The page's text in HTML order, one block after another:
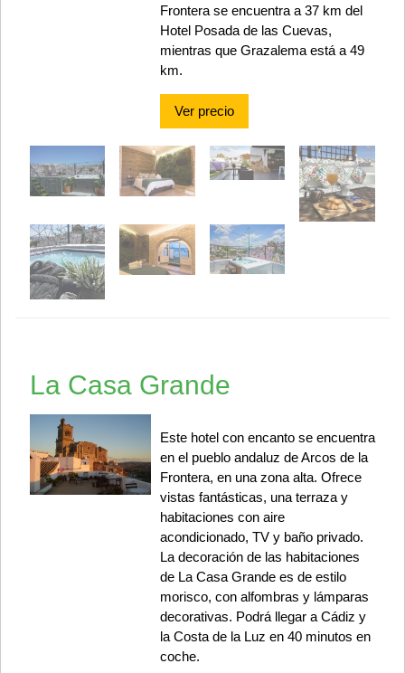
Frontera se encuentra a 37 km del
Hotel Posada de las Cuevas,
mientras que Grazalema está a 49
km.
Ver precio
La Casa Grande
Este hotel con encanto se encuentra
en el pueblo andaluz de Arcos de la
Frontera, en una zona alta. Ofrece
vistas fantásticas, una terraza y
habitaciones con aire
acondicionado, TV y baño privado.
La decoración de las habitaciones
de La Casa Grande es de estilo
morisco, con alfombras y lámparas
decorativas. Podrá llegar a Cádiz y
la Costa de la Luz en 40 minutos en
coche.